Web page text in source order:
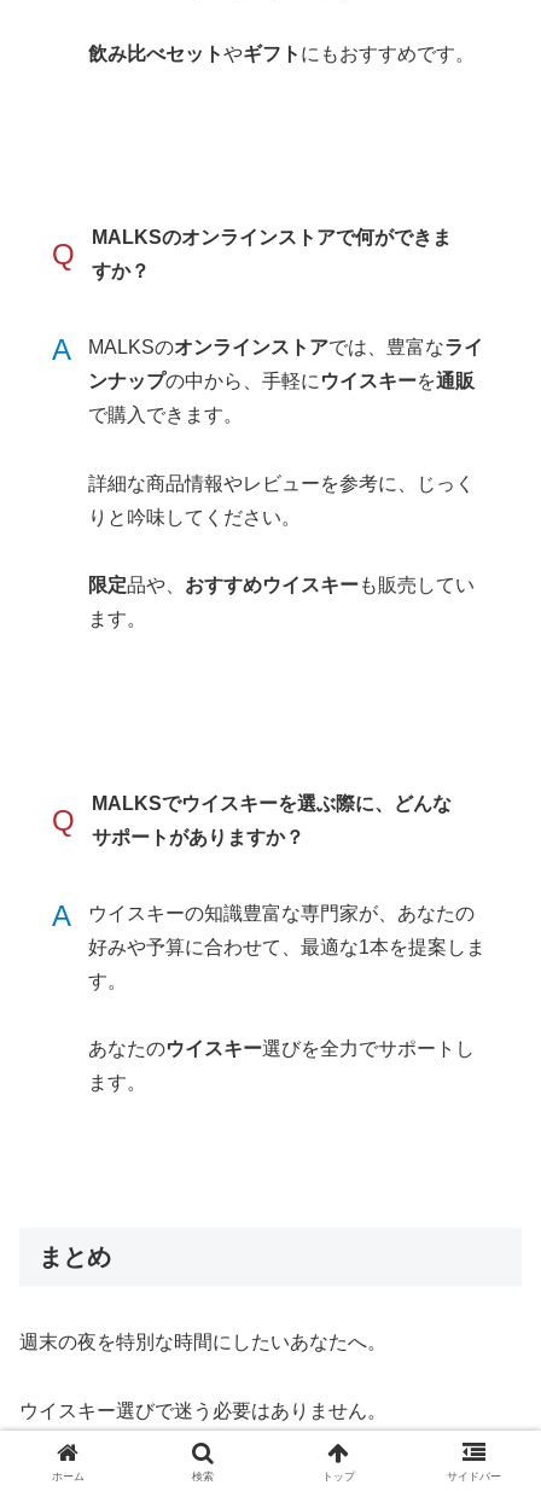
飲み比べセットやギフト にもおすすめです。
Q
MALKSのオンラインストアで何ができま
すか？
A MALKSのオンラインストアでは、豊富なライ
ンナップの中から、手軽に ウイスキーを通販
で購入できます。
詳細な商品情報やレビューを参考に、じっく
りと吟味してください。
限定品や、 おすすめウイスキーも販売してい
ます。
Q
MALKSでウイスキーを選ぶ際に、どんな
サポートがありますか？
A
ウイスキーの知識豊富な専門家が、あなたの
好みや予算に合わせて、最適な1本を提案しま
す。
あなたのウイスキー選びを全力でサポートし
ます。
まとめ
週末の夜を特別な時間にしたいあなたへ。
ウイスキー選びで迷う必要はありません。
ウイスキー専門店「MALKS（モルクス） 」が、あなたに
ホーム 検索 トップ サイドバー